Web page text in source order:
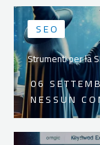
SEO
Strumenti per la
06
NESSUN